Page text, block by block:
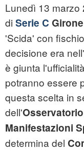
Lunedì 13 marzo
di Serie C
'Scida' con
decisione era
è giunta
potranno essere
questa scelta in
dell'
Manifestazioni
determina del